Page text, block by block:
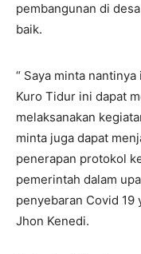
pembangunan di
baik.
“ Saya minta
Kuro Tidur ini dapat
melaksanakan
minta juga dapat
penerapan protokol
pemerintah dalam
penyebaran Covid 19
Jhon Kenedi.